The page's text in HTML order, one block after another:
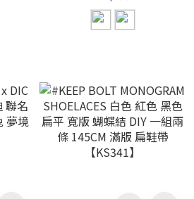
背心【KS342】